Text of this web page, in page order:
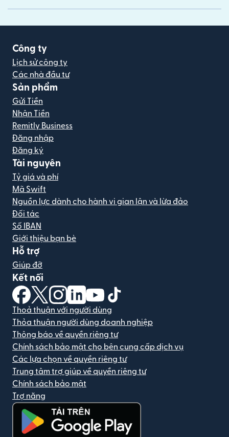
Công ty
Lịch sử công ty
Các nhà đầu tư
Sản phẩm
Gửi Tiền
Nhận Tiền
Remitly Business
Đăng nhập
Đăng ký
Tài nguyên
Tỷ giá và phí
Mã Swift
Nguồn lực dành cho hành vi gian lận và lừa đảo
Đối tác
Số IBAN
Giới thiệu bạn bè
Hỗ trợ
Giúp đỡ
Kết nối
(mở trong cửa sổ mới)
(mở trong cửa sổ mới)
(mở trong cửa sổ mới)
(mở trong cửa sổ mới)
(mở trong cửa sổ mới)
Thoả thuận với người dùng
Thỏa thuận người dùng doanh nghiệp
Thông báo về quyền riêng tư
Chính sách bảo mật cho bên cung cấp dịch vụ
Các lựa chọn về quyền riêng tư
Trung tâm trợ giúp về quyền riêng tư
Chính sách bảo mật
Trợ năng